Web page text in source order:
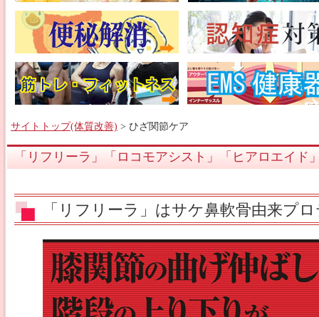
サイトトップ(体質改善) > ひざ関節ケア
「リフリーラ」「ロコモアシスト」「ヒアロエイド
「リフリーラ」はサケ鼻軟骨由来プ